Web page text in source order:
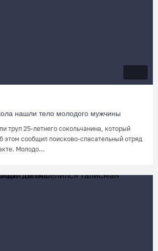
нашли тело молодого мужчины
труп 25-летнего сокольчанина, который
этом сообщил поисково-спасательный отряд
Молодо...